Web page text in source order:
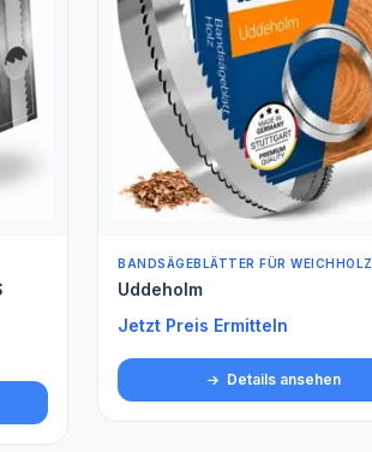
BANDSÄGEBLÄTTER FÜR WEICHHOLZ
Spezialstahl
Jetzt Preis Ermitteln
Details ansehen